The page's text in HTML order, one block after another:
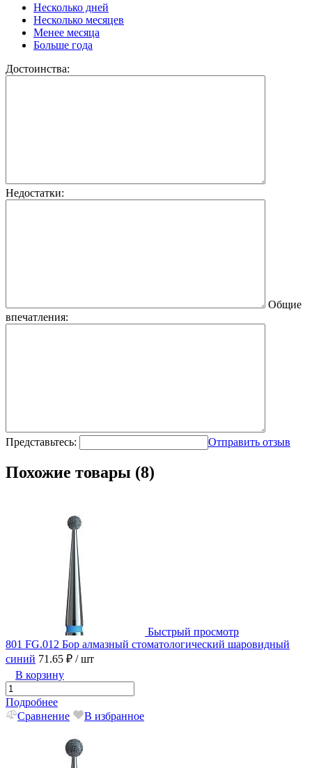
Несколько дней
Несколько месяцев
Менее месяца
Больше года
Достоинства:
Недостатки:
Общие
впечатления:
Представьтесь: Отправить отзыв
Похожие товары (8)
Быстрый просмотр
801 FG.012 Бор алмазный стоматологический шаровидный
синий 71.65 ₽ / шт
В корзину
Подробнее
Сравнение
В избранное